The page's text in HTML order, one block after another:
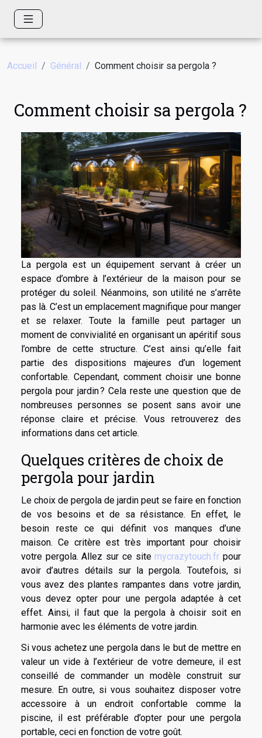
Accueil Général Comment choisir sa pergola ?
Comment choisir sa pergola ?
La pergola est un équipement servant à créer un
espace d’ombre à l’extérieur de la maison pour se
protéger du soleil. Néanmoins, son utilité ne s’arrête
pas là. C’est un emplacement magnifique pour manger
et se relaxer. Toute la famille peut partager un
moment de convivialité en organisant un apéritif sous
l’ombre de cette structure. C’est ainsi qu’elle fait
partie des dispositions majeures d’un logement
confortable. Cependant, comment choisir une bonne
pergola pour jardin ? Cela reste une question que de
nombreuses personnes se posent sans avoir une
réponse claire et précise. Vous retrouverez des
informations dans cet article.
Quelques critères de choix de
pergola pour jardin
Le choix de pergola de jardin peut se faire en fonction
de vos besoins et de sa résistance. En effet, le
besoin reste ce qui définit vos manques d’une
maison. Ce critère est très important pour choisir
votre pergola. Allez sur ce site mycrazytouch.fr pour
avoir d’autres détails sur la pergola. Toutefois, si
vous avez des plantes rampantes dans votre jardin,
vous devez opter pour une pergola adaptée à cet
effet. Ainsi, il faut que la pergola à choisir soit en
harmonie avec les éléments de votre jardin.
Si vous achetez une pergola dans le but de mettre en
valeur un vide à l’extérieur de votre demeure, il est
conseillé de commander un modèle construit sur
mesure. En outre, si vous souhaitez disposer votre
accessoire à un endroit confortable comme la
piscine, il est préférable d’opter pour une pergola
portable, ceci en fonction de votre goût.